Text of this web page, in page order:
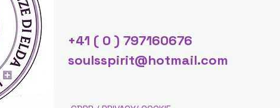
+41 ( 0 ) 797160676
soulsspirit@hotmail.com